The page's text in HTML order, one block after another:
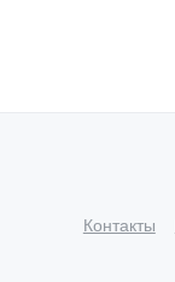
Контакты